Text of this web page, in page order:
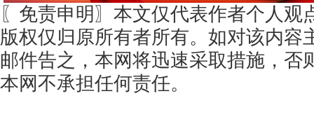
〖免责申明〗本文仅代表作者个人观
版权仅归原所有者所有。如对该内容
邮件告之，本网将迅速采取措施，否
本网不承担任何责任。